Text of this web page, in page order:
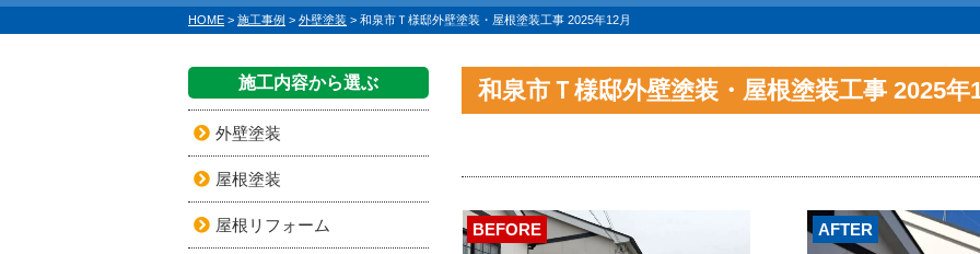
HOME > 施工事例 > 外壁塗装 > 和泉市Ｔ様邸外壁塗装・屋根塗装工事 2025年12月
和泉市Ｔ様邸外壁塗装・屋根塗装工事 2025年
AFTER
BEFORE
施工内容から選ぶ
外壁塗装
屋根塗装
屋根リフォーム